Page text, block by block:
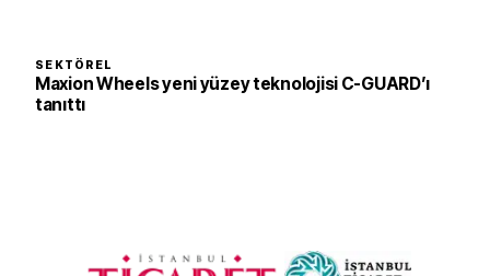
SEKTÖREL
Maxion Wheels yeni yüzey teknolojisi C-GUARD’ı
tanıttı